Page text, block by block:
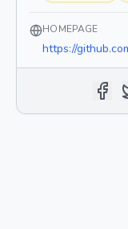
HOMEPAGE
https://